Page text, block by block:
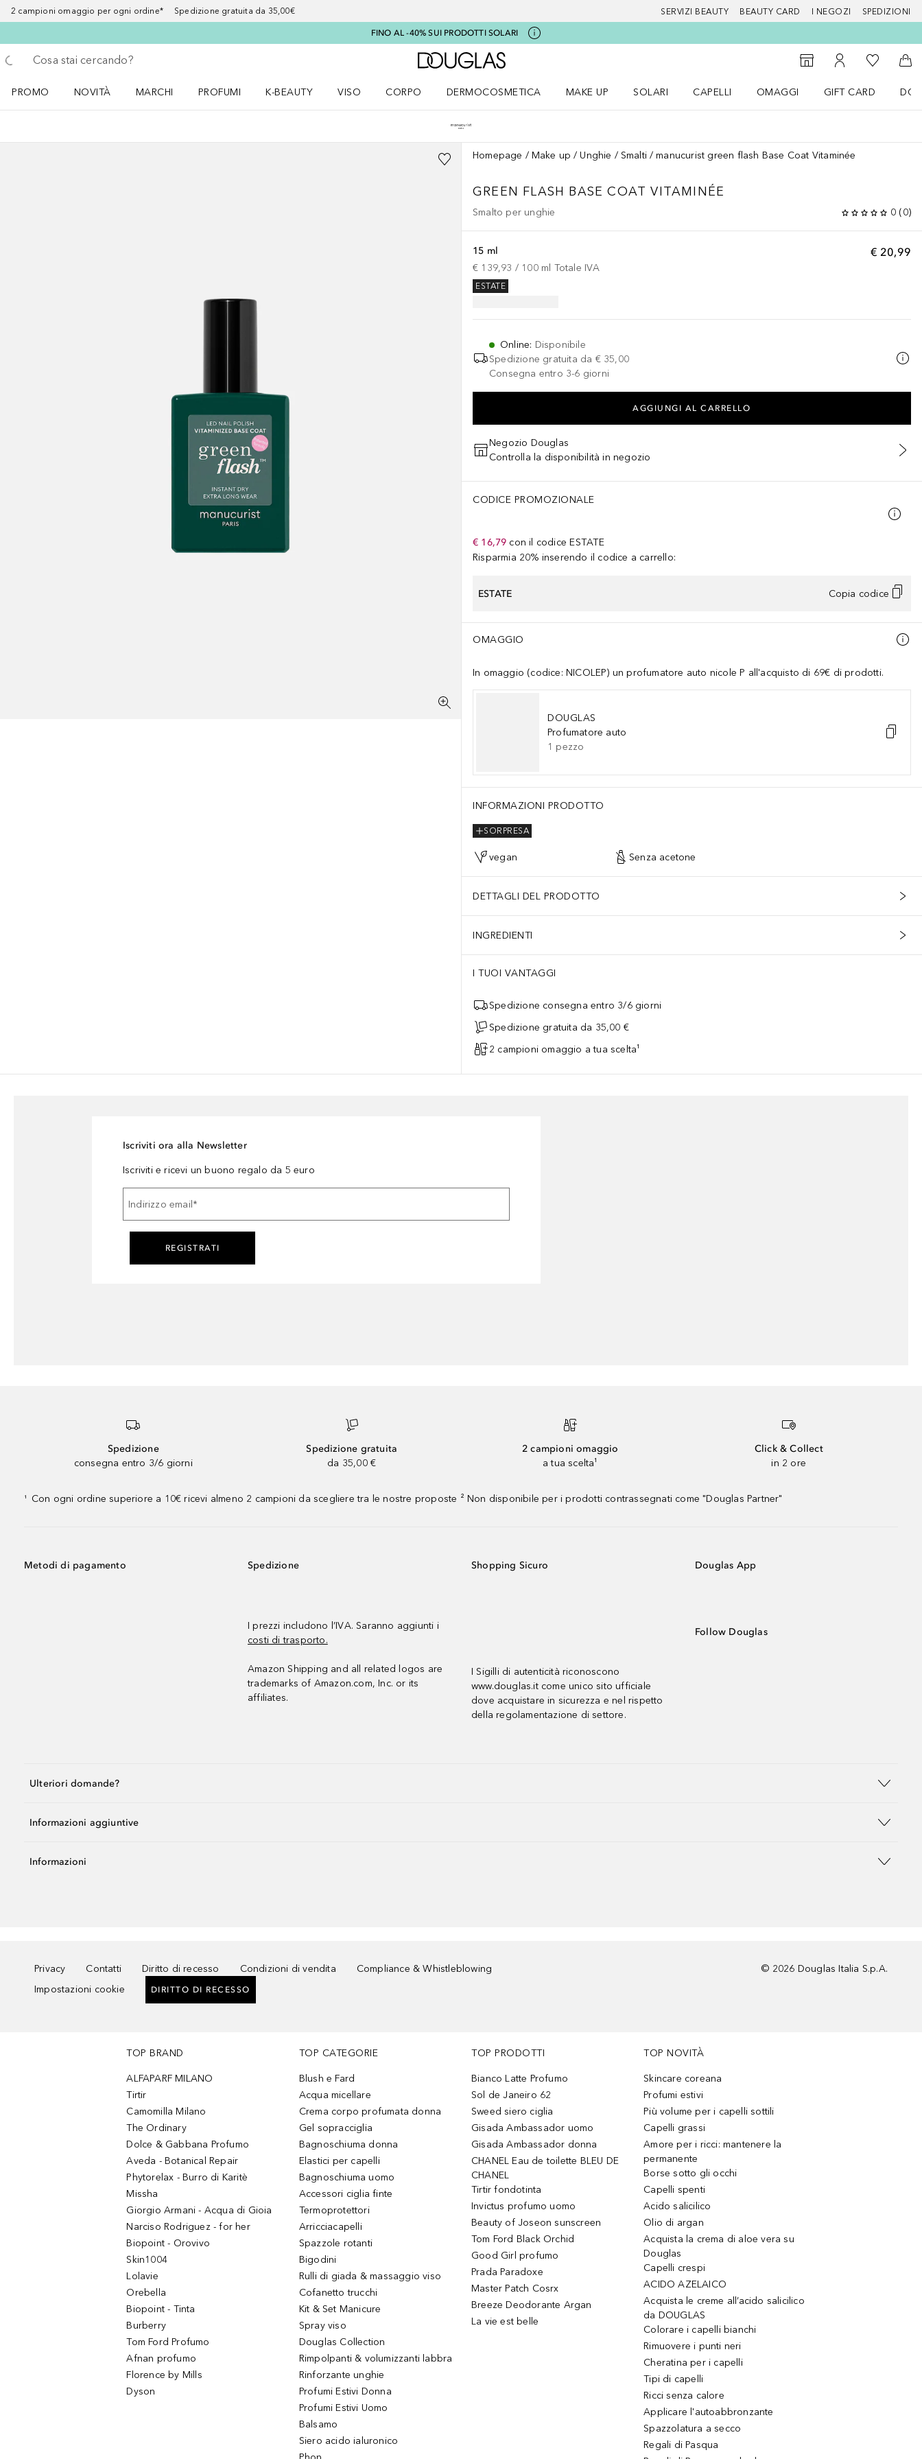
2 campioni omaggio per ogni ordine* Spedizione gratuita da 35,00€ SERVIZI BEAUTY BEAUTY CARD I NEGOZI SPEDIZIONI
FINO AL -40% SUI PRODOTTI SOLARI
Torna indietro
Esegui ricerca
A Douglas Home
StorefinderAl Mio Account
Alla Mia
Al
PROMO
NOVITÀ
MARCHI
PROFUMI
K-BEAUTY
VISO
CORPO
DERMOCOSMETICA
MAKE UP
SOLARI
CAPELLI
OMAGGI
GIFT CARD
Homepage Make up Unghie Smalti manucurist green flash Base Coat Vitaminée
GREEN FLASH BASE COAT VITAMINÉE
Smalto per unghie 0 (0)
€ 20,99
15 ml
€ 139,93 / 100 ml Totale IVA
ESTATE
Online: Disponibile
Spedizione gratuita da € 35,00
Consegna entro 3-6 giorni
AGGIUNGI AL CARRELLO
Negozio Douglas
Controlla la disponibilità in negozio
CODICE PROMOZIONALE
€ 16,79 con il codice ESTATE
Risparmia 20% inserendo il codice a carrello:
ESTATE Copia codice
OMAGGIO
In omaggio (codice: NICOLEP) un profumatore auto nicole P all'acquisto di 69€ di prodotti.
DOUGLAS
Profumatore auto
1 pezzo
INFORMAZIONI PRODOTTO
SORPRESA
vegan Senza acetone
DETTAGLI DEL PRODOTTO
INGREDIENTI
I TUOI VANTAGGI
Spedizione consegna entro 3/6 giorni
Spedizione gratuita da 35,00 €
2 campioni omaggio a tua scelta¹
Iscriviti ora alla Newsletter
Iscriviti e ricevi un buono regalo da 5 euro
Indirizzo email *
REGISTRATI
Spedizione
consegna entro 3/6 giorni
Spedizione gratuita
da 35,00 €
2 campioni omaggio
a tua scelta¹
Click & Collect
in 2 ore
¹ Con ogni ordine superiore a 10€ ricevi almeno 2 campioni da scegliere tra le nostre proposte ² Non disponibile per i prodotti contrassegnati come "Douglas Partner"
Metodi di pagamento Spedizione
I prezzi includono l’IVA. Saranno aggiunti i
costi di trasporto.
Amazon Shipping and all related logos are
trademarks of Amazon.com, Inc. or its
affiliates.
Shopping Sicuro
I Sigilli di autenticità riconoscono
www.douglas.it come unico sito ufficiale
dove acquistare in sicurezza e nel rispetto
della regolamentazione di settore.
Douglas App
Follow Douglas
Ulteriori domande?
Informazioni aggiuntive
Informazioni
Privacy Contatti Diritto di recesso Condizioni di vendita
Compliance & Whistleblowing
Impostazioni cookie
DIRITTO DI RECESSO
© 2026 Douglas Italia S.p.A.
TOP BRAND
ALFAPARF MILANO
Tirtir
Camomilla Milano
The Ordinary
Dolce & Gabbana Profumo
Aveda - Botanical Repair
Phytorelax - Burro di Karitè
Missha
Giorgio Armani - Acqua di Gioia
Narciso Rodriguez - for her
Biopoint - Orovivo
Skin1004
Lolavie
Orebella
Biopoint - Tinta
Burberry
Tom Ford Profumo
Afnan profumo
Florence by Mills
Dyson
TOP CATEGORIE
Blush e Fard
Acqua micellare
Crema corpo profumata donna
Gel sopracciglia
Bagnoschiuma donna
Elastici per capelli
Bagnoschiuma uomo
Accessori ciglia finte
Termoprotettori
Arricciacapelli
Spazzole rotanti
Bigodini
Rulli di giada & massaggio viso
Cofanetto trucchi
Kit & Set Manicure
Spray viso
Douglas Collection
Rimpolpanti & volumizzanti labbra
Rinforzante unghie
Profumi Estivi Donna
Profumi Estivi Uomo
Balsamo
Siero acido ialuronico
TOP PRODOTTI
Bianco Latte Profumo
Sol de Janeiro 62
Sweed siero ciglia
Gisada Ambassador uomo
Gisada Ambassador donna
CHANEL Eau de toilette BLEU DE
CHANEL
Tirtir fondotinta
Invictus profumo uomo
Beauty of Joseon sunscreen
Tom Ford Black Orchid
Good Girl profumo
Prada Paradoxe
Master Patch Cosrx
Breeze Deodorante Argan
La vie est belle
TOP NOVITÀ
Skincare coreana
Profumi estivi
Più volume per i capelli sottili
Capelli grassi
Amore per i ricci: mantenere la
permanente
Borse sotto gli occhi
Capelli spenti
Acido salicilico
Olio di argan
Acquista la crema di aloe vera su
Douglas
Capelli crespi
ACIDO AZELAICO
Acquista le creme all’acido salicilico
da DOUGLAS
Colorare i capelli bianchi
Rimuovere i punti neri
Cheratina per i capelli
Tipi di capelli
Ricci senza calore
Applicare l'autoabbronzante
Spazzolatura a secco
Regali di Pasqua